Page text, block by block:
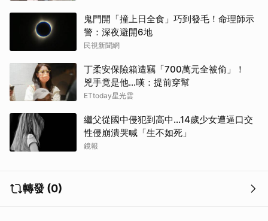
鬼門開「撞上日全食」巧到發毛！命理師示
警：深夜避開6地
民視新聞網
丁柔安保險箱遭竊「700萬元全被偷」！
兇手竟是他...嘆：提前穿幫
ETtoday星光雲
繼父從國中侵犯到高中…14歲少女遭逼口交
性侵崩潰哭喊「生不如死」
鏡報
轉發 (0)